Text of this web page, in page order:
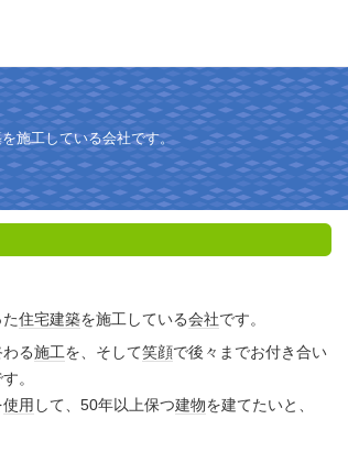
施工している会社です。
住宅建築を施工している会社です。
る施工を、そして笑顔で後々までお付き合い
。
使用 して、50年以上保つ建物を建てたいと、